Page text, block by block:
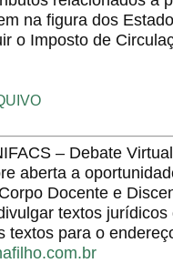
na figura dos
o Imposto de
– Debate
aberta a
Docente e
textos
textos para o